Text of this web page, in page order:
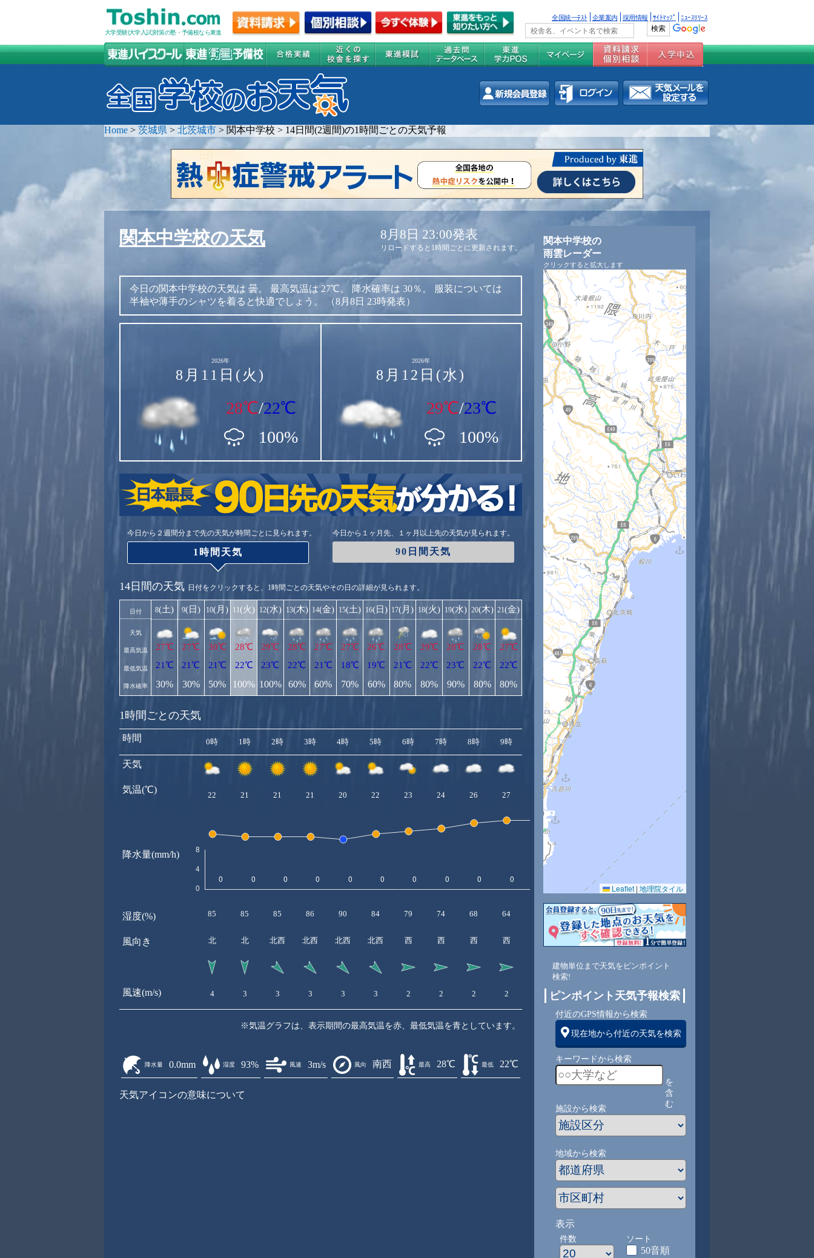
大学受験(大学入試)対策の塾・予備校なら東進
全国統一ﾃｽﾄ 企業案内 採用情報 ｻｲﾄﾏｯﾌﾟ ﾆｭｰｽﾘﾘｰｽ
Home > 茨城県 > 北茨城市 > 関本中学校 > 14日間(2週間)の1時間ごとの天気予報
関本中学校の天気 8月8日 23:00発表
リロードすると1時間ごとに更新されます。
今日の関本中学校の天気は 曇。 最高気温は 27℃。 降水確率は 30％。
服装については
半袖や薄手のシャツを着ると快適でしょう。
（8月8日 23時発表）
2026年
8月11日(火)
28℃/22℃
100%
2026年
8月12日(水)
29℃/23℃
100%
今日から２週間分まで先の天気が時間ごとに見られます。
1時間天気
今日から１ヶ月先、１ヶ月以上先の天気が見られます。
90日間天気
14日間の天気 日付をクリックすると、1時間ごとの天気やその日の詳細が見られます。
日付
天気
最高気温
最低気温
降水確率
8(土)
27℃
21℃
30%
9(日)
27℃
21℃
30%
10(月)
30℃
21℃
50%
11(火)
28℃
22℃
100%
12(水)
29℃
23℃
100%
13(木)
28℃
22℃
60%
14(金)
27℃
21℃
60%
15(土)
27℃
18℃
70%
16(日)
26℃
19℃
60%
17(月)
28℃
21℃
80%
18(火)
29℃
22℃
80%
19(水)
28℃
23℃
90%
20(木)
28℃
22℃
80%
21(金)
27℃
22℃
80%
1時間ごとの天気
時間
天気
気温(℃)
降水量(mm/h)
湿度(%)
風向き
風速(m/s)
0時 1時 2時 3時 4時 5時 6時 7時 8時 9時 10時 11時
22 21 21 21 20 22 23 24 26 27 28
85 85 85 86 90 84 79 74 68 64 62 66 80 85
北 北 北西 北西 北西 北西 西 西 西 西 南西 南西 南西
4 3 3 3 3 3 2 2 2 2 2 3 3 3
※気温グラフは、表示期間の最高気温を赤、最低気温を青としています。
降水量 0.0mm 湿度 93% 風速 3m/s 風向 南西 最高 28℃ 最低 22℃
天気アイコンの意味について
関本中学校の
雨雲レーダー
クリックすると拡大します
Leaflet | 地理院タイル
建物単位まで天気をピンポイント
検索!
ピンポイント天気予報検索
付近のGPS情報から検索
現在地から付近の天気を検索
キーワードから検索
を
含
む
施設から検索
地域から検索
表示
件数 ソート
50音順